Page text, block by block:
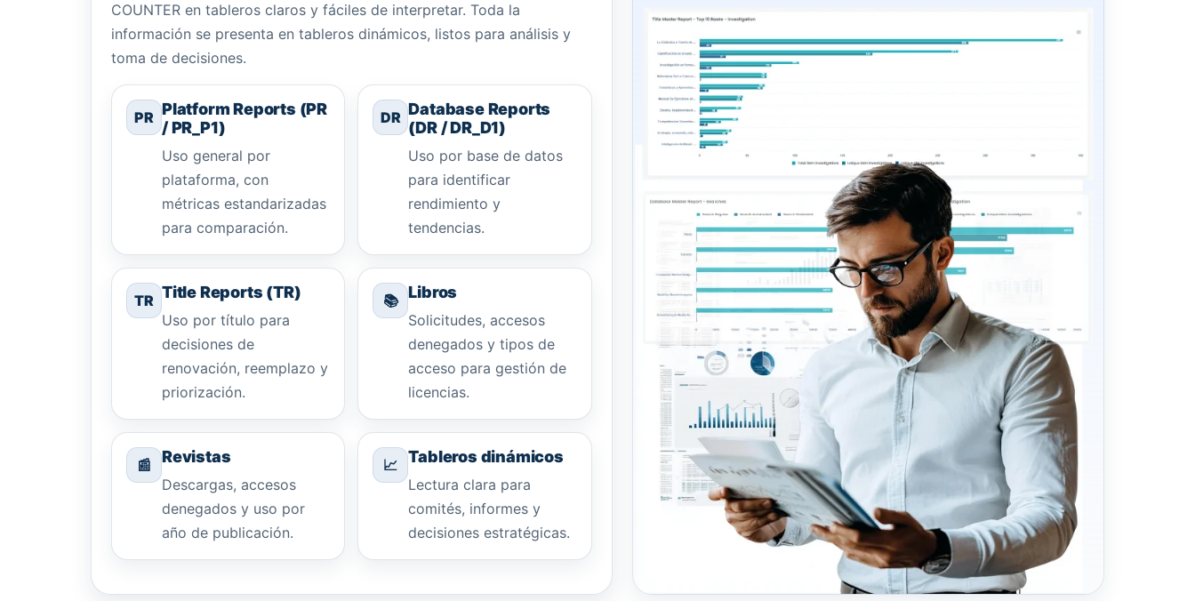
COUNTER en tableros claros y fáciles de interpretar. Toda la
información se presenta en tableros dinámicos, listos para análisis y
toma de decisiones.
PR Platform Reports (PR
/ PR_P1)
Uso general por
plataforma, con
métricas estandarizadas
para comparación.
DR Database Reports
(DR / DR_D1)
Uso por base de datos
para identificar
rendimiento y
tendencias.
TR Title Reports (TR)
Uso por título para
decisiones de
renovación, reemplazo y
priorización.
📚 Libros
Solicitudes, accesos
denegados y tipos de
acceso para gestión de
licencias.
📰 Revistas
Descargas, accesos
denegados y uso por
año de publicación.
📈 Tableros dinámicos
Lectura clara para
comités, informes y
decisiones estratégicas.